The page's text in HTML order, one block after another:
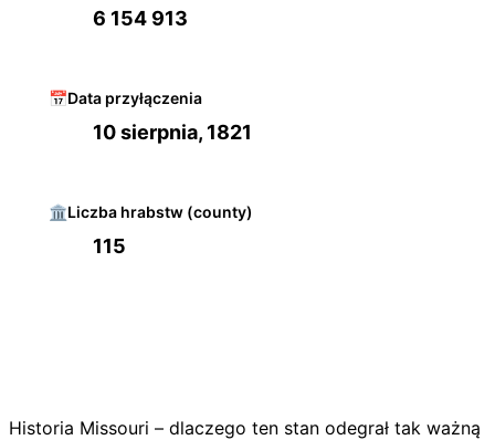
6 154 913
📅Data przyłączenia
10 sierpnia, 1821
🏛️Liczba hrabstw (county)
115
Historia Missouri – dlaczego ten stan odegrał tak ważną